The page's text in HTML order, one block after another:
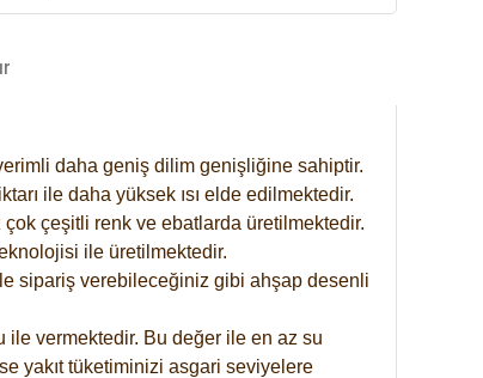
daha geniş dilim genişliğine sahiptir.
ile daha yüksek ısı elde edilmektedir.
çeşitli renk ve ebatlarda üretilmektedir.
ile üretilmektedir.
sipariş verebileceğiniz gibi ahşap desenli
ile vermektedir. Bu değer ile en az su
yakıt tüketiminizi asgari seviyelere